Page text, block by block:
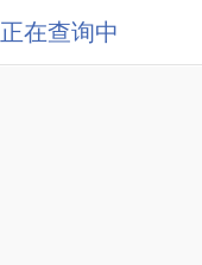
正在查询中